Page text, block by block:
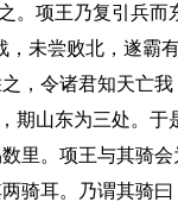
项王乃复引兵
未尝败北，遂霸
，令诸君知天亡
期山东为三处。
里。项王与其骑
骑耳。乃谓其骑